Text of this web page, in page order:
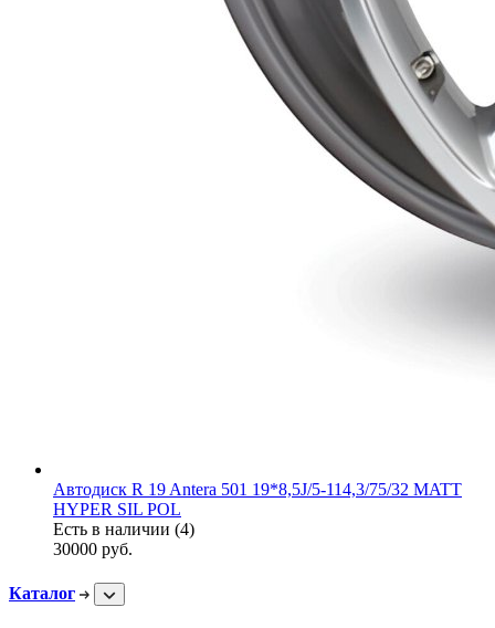
Автодиск R 19 Antera 501 19*8,5J/5-114,3/75/32 MATT
HYPER SIL POL
Есть в наличии (4)
30000 руб.
Каталог